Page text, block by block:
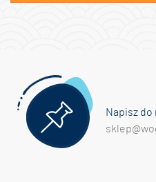
Napisz do